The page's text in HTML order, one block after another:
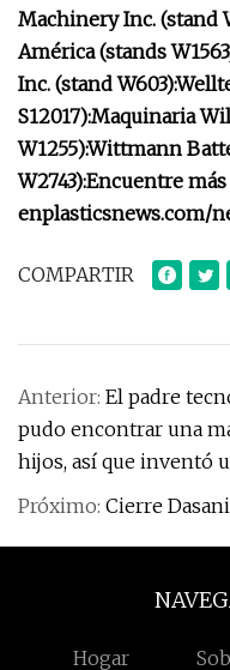
Machinery Inc. (stand
América (stands
Inc. (stand W603):
S12017):Maquinaria
W1255):Wittmann
W2743):Encuentre
enplasticsnews.com/
COMPARTIR
Anterior: El padre
pudo encontrar una
hijos, así que inventó
Próximo: Cierre
Hogar